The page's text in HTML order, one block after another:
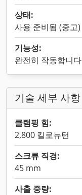
상태:
사용 준비됨 (중고)
기능성:
완전히 작동합니다
기술 세부 사항
클램핑 힘:
2,800 킬로뉴턴
스크류 직경:
45 mm
사출 중량: